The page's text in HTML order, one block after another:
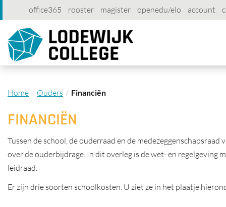
office365 rooster magister openedu/elo account
Home Ouders Financiën
FINANCIËN
Tussen de school, de ouderraad en de
over de ouderbijdrage. In dit overleg is de wet- en regelgeving
leidraad.
Er zijn drie soorten schoolkosten. U ziet ze in het plaatje